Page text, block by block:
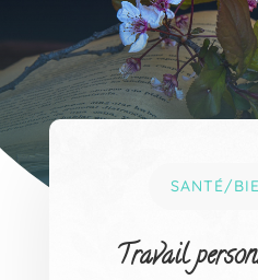
SANTÉ/
Travail